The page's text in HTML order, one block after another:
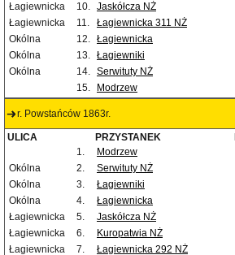
Łagiewnicka
10. Jaskółcza NŻ
Łagiewnicka
11. Łagiewnicka 311 NŻ
Okólna
12. Łagiewnicka
Okólna
13. Łagiewniki
Okólna
14. Serwituty NŻ
15.
Modrzew
r. Powstańców 1863r.
ULICA PRZYSTANEK
1.
Modrzew
Okólna
2.
Serwituty NŻ
Okólna
3. Łagiewniki
Okólna
4. Łagiewnicka
Łagiewnicka
5.
Jaskółcza NŻ
Łagiewnicka
6.
Kuropatwia NŻ
Łagiewnicka
7.
Łagiewnicka 292 NŻ